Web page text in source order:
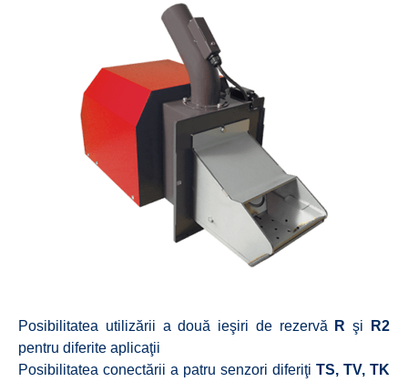
Posibilitatea utilizării a două ieşiri de rezervă R şi
R2
pentru diferite aplicaţii
Posibilitatea conectării a patru senzori diferiţi TS, TV, TK